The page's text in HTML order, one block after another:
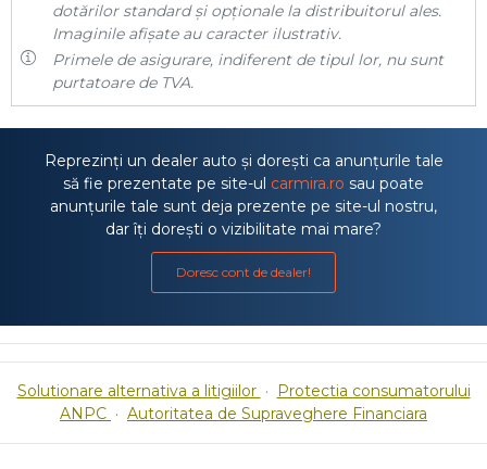
dotărilor standard și opționale la distribuitorul ales.
Imaginile afișate au caracter ilustrativ.
Primele de asigurare, indiferent de tipul lor, nu sunt
purtatoare de TVA.
Reprezinți un dealer auto și dorești ca anunțurile tale
să fie prezentate pe site-ul carmira.ro sau poate
anunțurile tale sunt deja prezente pe site-ul nostru,
dar îți dorești o vizibilitate mai mare?
Doresc cont de dealer!
Solutionare alternativa a litigiilor · Protectia consumatorului
ANPC · Autoritatea de Supraveghere Financiara